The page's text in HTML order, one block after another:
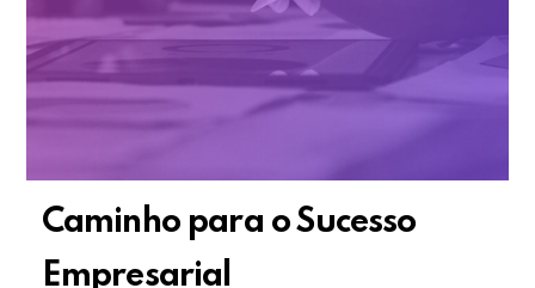
Caminho para o Sucesso
Empresarial